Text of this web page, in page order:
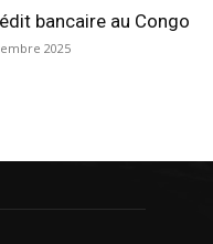
bancaire au Congo
2025